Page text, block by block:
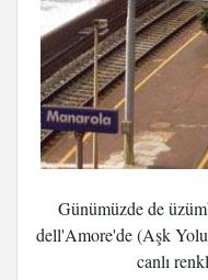
Günümüzde de
dell'Amore'de (Aşk
canlı